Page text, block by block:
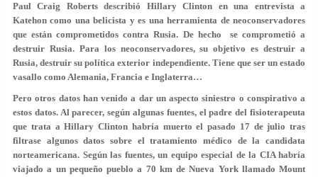
Paul Craig Roberts describió Hillary Clinton en una entrevista a
Katehon como una belicista y es una herramienta de neoconservadores
que están comprometidos contra Rusia. De hecho se comprometió a
destruir Rusia. Para los neoconservadores, su objetivo es destruir a
Rusia, destruir su política exterior independiente. Tiene que ser un estado
vasallo como Alemania, Francia e Inglaterra…
Pero otros datos han venido a dar un aspecto siniestro o conspirativo a
estos datos. Al parecer, según algunas fuentes, el padre del fisioterapeuta
que trata a Hillary Clinton habría muerto el pasado 17 de julio tras
filtrase algunos datos sobre el tratamiento médico de la candidata
norteamericana. Según las fuentes, un equipo especial de la CIA habría
viajado a un pequeño pueblo a 70 km de Nueva York llamado Mount